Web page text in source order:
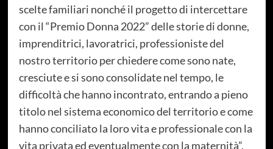
scelte familiari nonché il progetto di intercettare
con il “Premio Donna 2022” delle storie di donne,
imprenditrici, lavoratrici, professioniste del
nostro territorio per chiedere come sono nate,
cresciute e si sono consolidate nel tempo, le
difficoltà che hanno incontrato, entrando a pieno
titolo nel sistema economico del territorio e come
hanno conciliato la loro vita e professionale con la
vita privata ed eventualmente con la maternità”.